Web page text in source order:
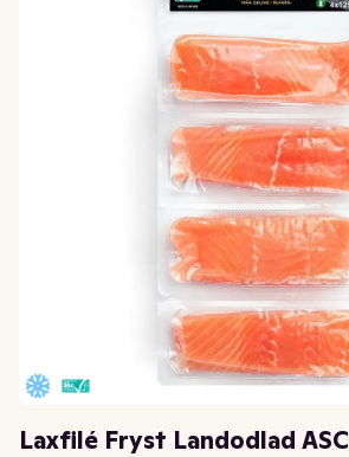
Laxfilé Fryst Landodlad ASC